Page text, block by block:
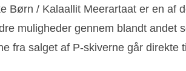
Børn / Kalaallit Meerartaat er en af
muligheder gennem blandt andet
fra salget af P-skiverne går direkte